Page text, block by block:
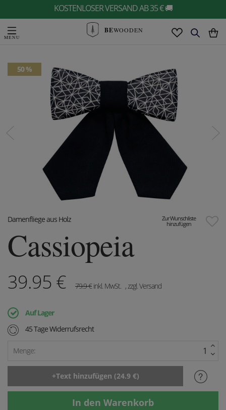
KOSTENLOSER VERSAND AB 35 € 🚚
BEWOODEN
50 %
Zur Wunschliste
hinzufügen
Damenfliege aus Holz
Cassiopeia
39.95 € 79.9€inkl. MwSt. , zzgl. Versand
Auf Lager
45 Tage Widerrufsrecht
Menge: